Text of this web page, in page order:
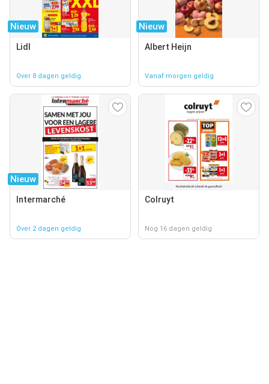
Nieuw
Lidl
Over 8 dagen geldig
Nieuw
Albert Heijn
Vanaf morgen geldig
Nieuw
Intermarché
Over 2 dagen geldig
Colruyt
Nog 16 dagen geldig